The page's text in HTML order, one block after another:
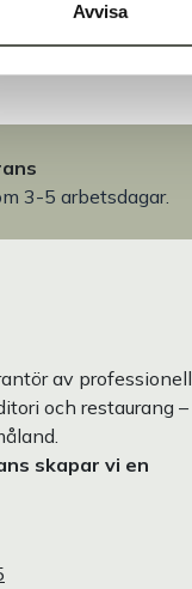
Avvisa
3-5 arbetsdagar.
av professionell
och restaurang –
skapar vi en